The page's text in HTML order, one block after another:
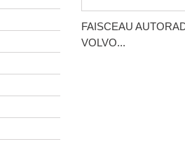
FAISCEAU
VOLVO...